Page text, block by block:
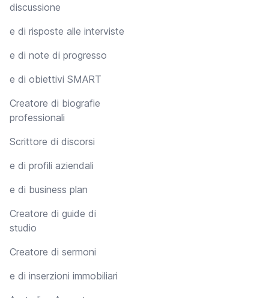
discussione
e di risposte alle interviste
e di note di progresso
e di obiettivi SMART
Creatore di biografie
professionali
Scrittore di discorsi
e di profili aziendali
e di business plan
Creatore di guide di
studio
Creatore di sermoni
e di inserzioni immobiliari